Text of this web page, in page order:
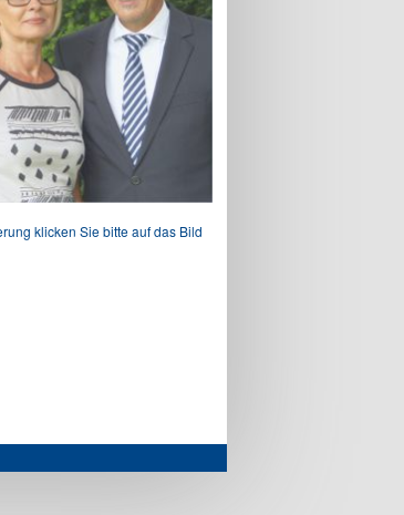
klicken Sie bitte auf das Bild